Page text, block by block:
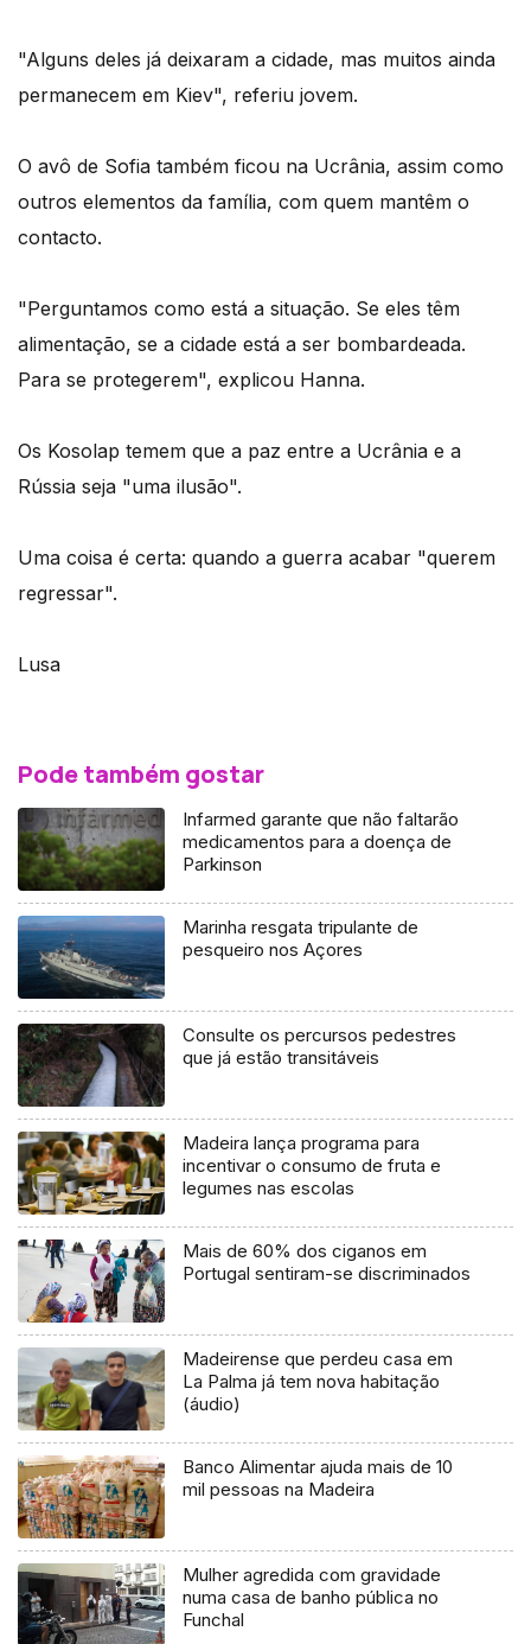
"Alguns deles já deixaram a cidade, mas muitos ainda
permanecem em Kiev", referiu jovem.
O avô de Sofia também ficou na Ucrânia, assim como
outros elementos da família, com quem mantêm o
contacto.
"Perguntamos como está a situação. Se eles têm
alimentação, se a cidade está a ser bombardeada.
Para se protegerem", explicou Hanna.
Os Kosolap temem que a paz entre a Ucrânia e a
Rússia seja "uma ilusão".
Uma coisa é certa: quando a guerra acabar "querem
regressar".
Lusa
Pode também gostar
Infarmed garante que não faltarão
medicamentos para a doença de
Parkinson
Marinha resgata tripulante de
pesqueiro nos Açores
Consulte os percursos pedestres
que já estão transitáveis
Madeira lança programa para
incentivar o consumo de fruta e
legumes nas escolas
Mais de 60% dos ciganos em
Portugal sentiram-se discriminados
Madeirense que perdeu casa em
La Palma já tem nova habitação
(áudio)
Banco Alimentar ajuda mais de 10
mil pessoas na Madeira
Mulher agredida com gravidade
numa casa de banho pública no
Funchal